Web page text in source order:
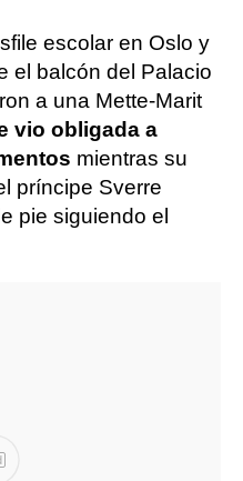
escolar en Oslo y
el balcón del Palacio
a una Mette-Marit
vio obligada a
mientras su
príncipe Sverre
pie siguiendo el